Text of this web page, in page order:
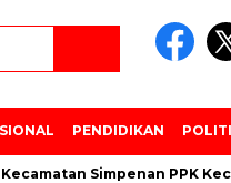
PENDIDIKAN
Simpenan PPK